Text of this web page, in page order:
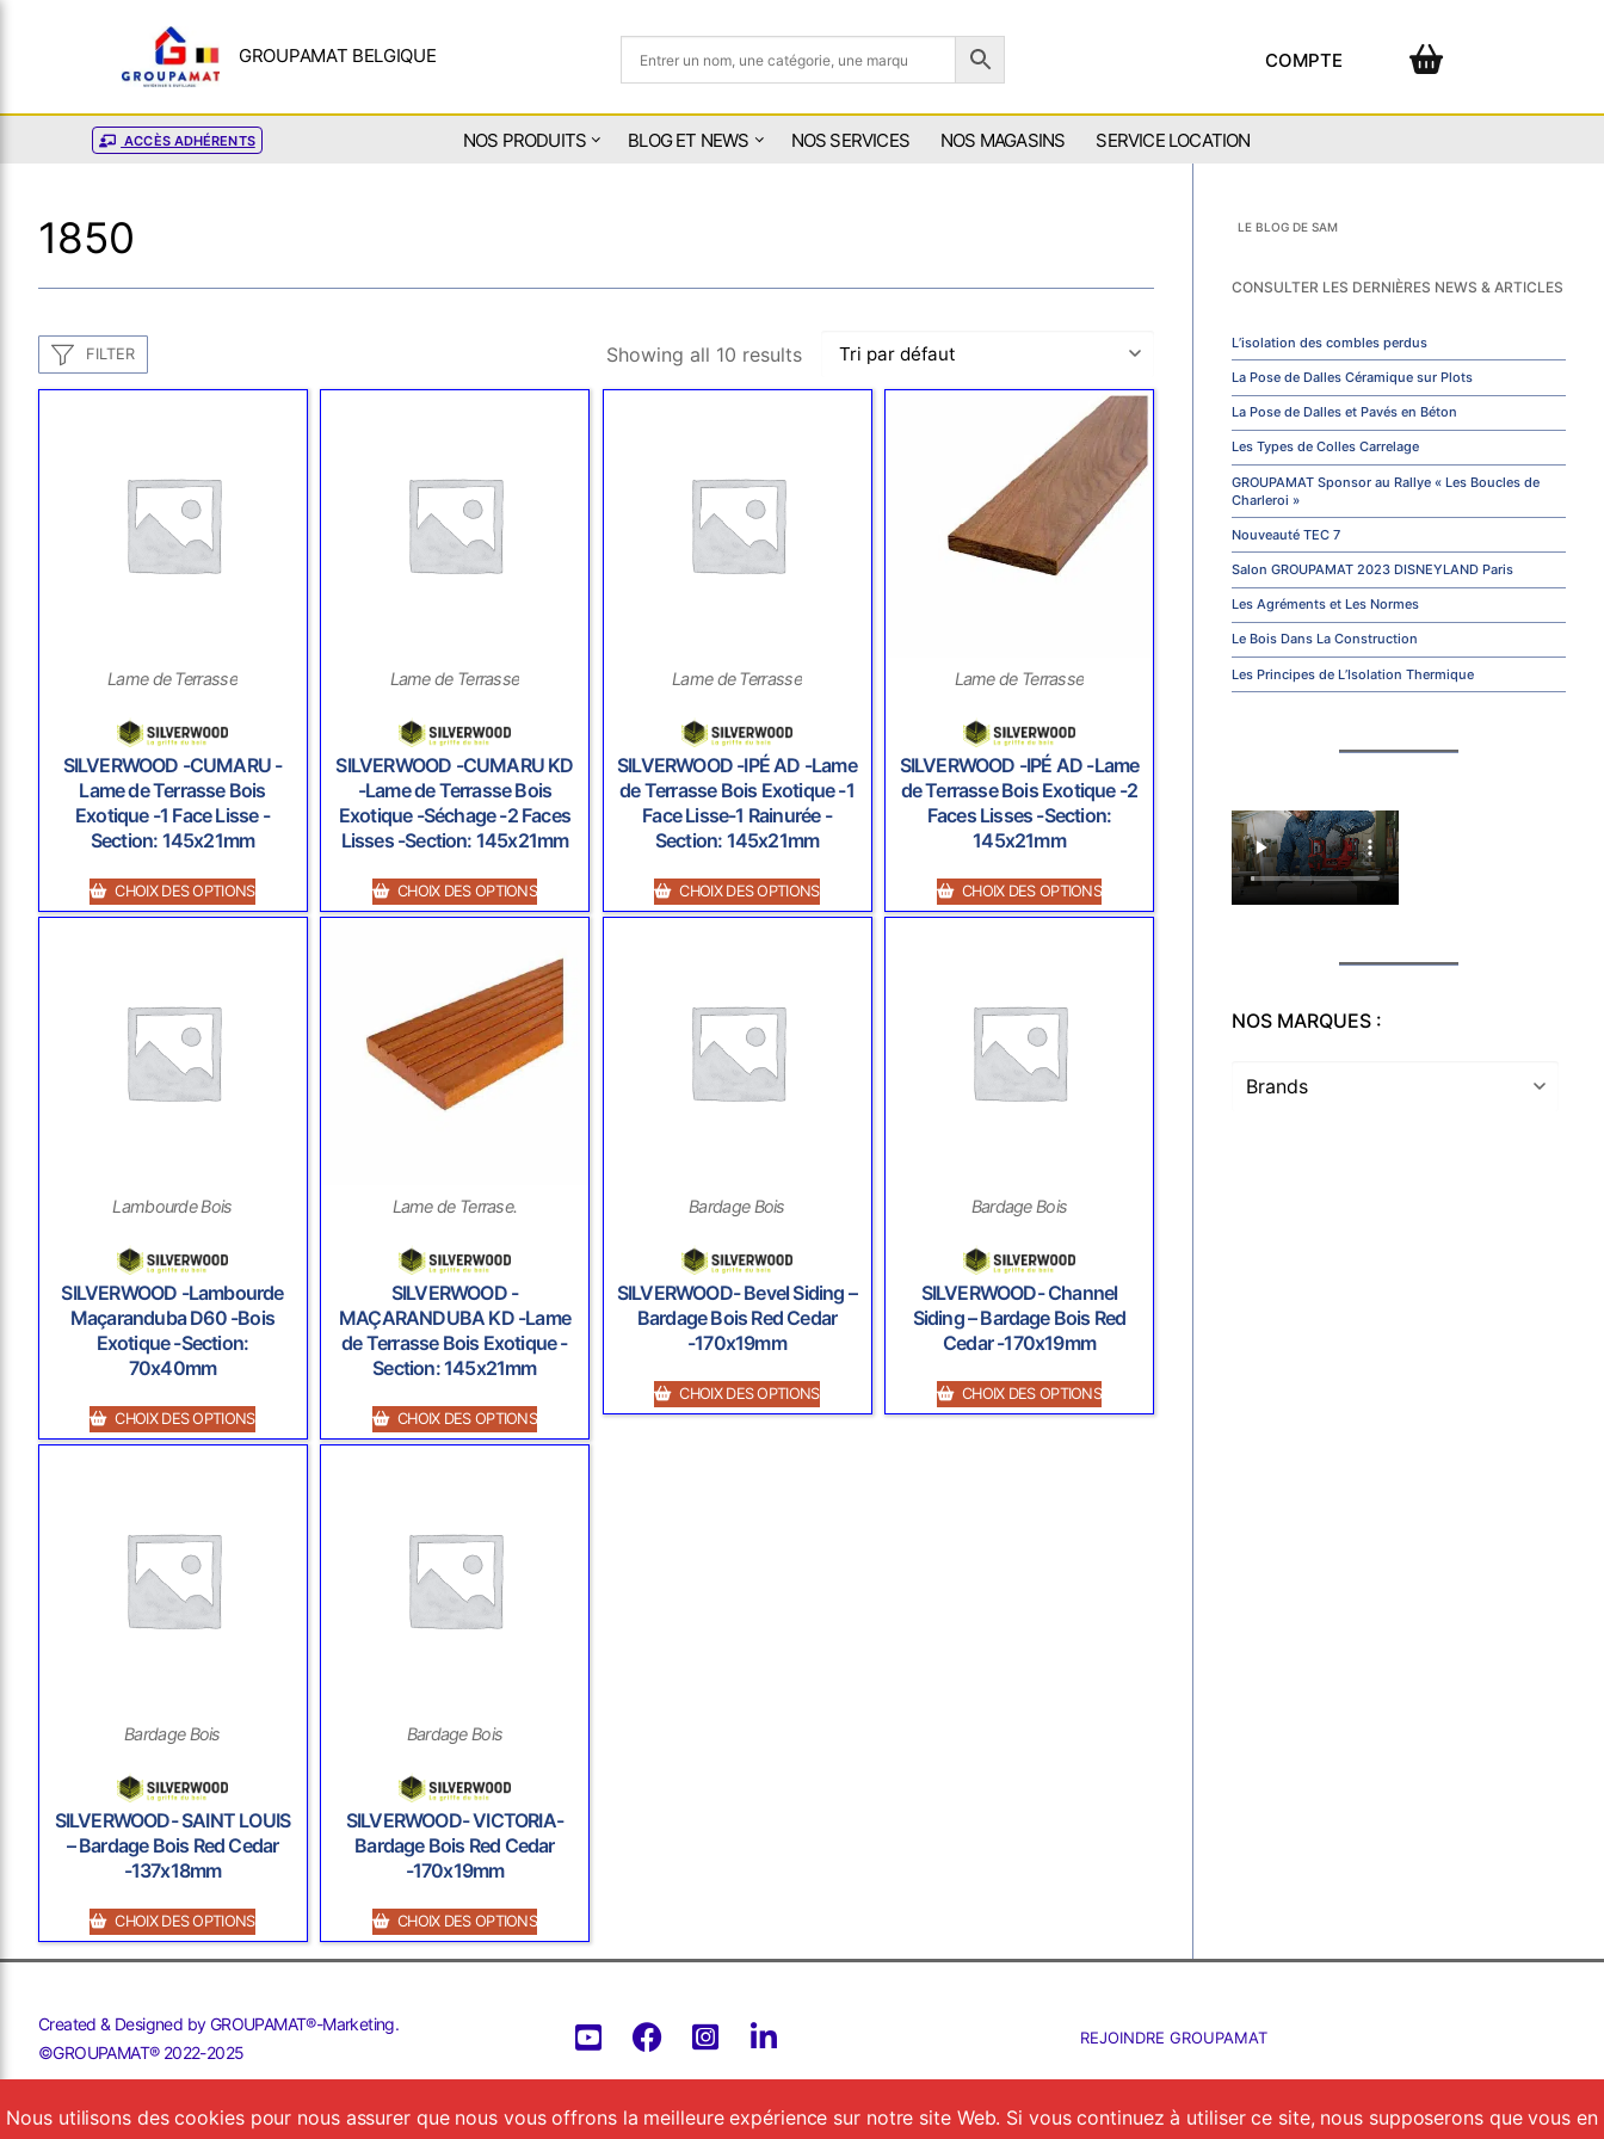
GROUPAMAT BELGIQUE COMPTE
ACCÈS ADHÉRENTS NOS PRODUITS BLOG ET NEWS NOS SERVICES NOS MAGASINS SERVICE LOCATION
1850
FILTER Showing all 10 results
Lame de Terrasse
SILVERWOOD -CUMARU -
Lame de Terrasse Bois
Exotique -1 Face Lisse -
Section: 145x21mm
CHOIX DES OPTIONS
Lame de Terrasse
SILVERWOOD -CUMARU KD
-Lame de Terrasse Bois
Exotique -Séchage -2 Faces
Lisses -Section: 145x21mm
CHOIX DES OPTIONS
Lame de Terrasse
SILVERWOOD -IPÉ AD -Lame
de Terrasse Bois Exotique -1
Face Lisse-1 Rainurée -
Section: 145x21mm
CHOIX DES OPTIONS
Lame de Terrasse
SILVERWOOD -IPÉ AD -Lame
de Terrasse Bois Exotique -2
Faces Lisses -Section:
145x21mm
CHOIX DES OPTIONS
Lambourde Bois
SILVERWOOD -Lambourde
Maçaranduba D60 -Bois
Exotique -Section:
70x40mm
CHOIX DES OPTIONS
Lame de Terrase.
SILVERWOOD -
MAÇARANDUBA KD -Lame
de Terrasse Bois Exotique -
Section: 145x21mm
CHOIX DES OPTIONS
Bardage Bois
SILVERWOOD- Bevel Siding –
Bardage Bois Red Cedar
-170x19mm
CHOIX DES OPTIONS
Bardage Bois
SILVERWOOD- Channel
Siding – Bardage Bois Red
Cedar -170x19mm
CHOIX DES OPTIONS
Bardage Bois
SILVERWOOD- SAINT LOUIS
– Bardage Bois Red Cedar
-137x18mm
CHOIX DES OPTIONS
Bardage Bois
SILVERWOOD- VICTORIA-
Bardage Bois Red Cedar
-170x19mm
CHOIX DES OPTIONS
LE BLOG DE SAM
CONSULTER LES DERNIÈRES NEWS & ARTICLES
L’isolation des combles perdus
La Pose de Dalles Céramique sur Plots
La Pose de Dalles et Pavés en Béton
Les Types de Colles Carrelage
GROUPAMAT Sponsor au Rallye « Les Boucles de
Charleroi »
Nouveauté TEC 7
Salon GROUPAMAT 2023 DISNEYLAND Paris
Les Agréments et Les Normes
Le Bois Dans La Construction
Les Principes de L’Isolation Thermique
NOS MARQUES :
Created & Designed by GROUPAMAT®-Marketing.
©GROUPAMAT® 2022-2025
REJOINDRE GROUPAMAT
Nous utilisons des cookies pour nous assurer que nous vous offrons la meilleure expérience sur notre site Web. Si vous continuez à utiliser ce site, nous supposerons que vous en